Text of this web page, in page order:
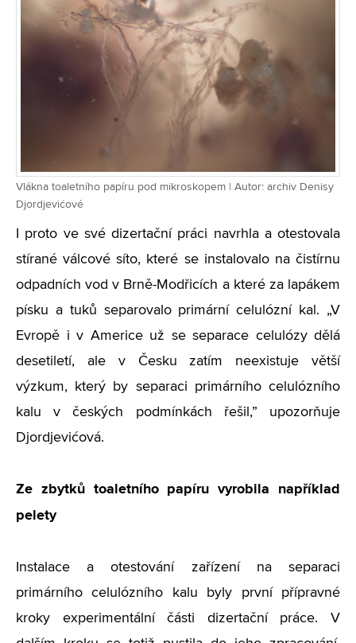
Vlákna toaletního papíru pod mikroskopem | Autor: archiv Denisy
Djordjevićové
I proto ve své dizertační práci navrhla a otestovala
stírané válcové síto, které se instalovalo na čistírnu
odpadních vod v Brně-Modřicích a které za lapákem
písku a tuků separovalo primární celulózní kal. „V
Evropě i v Americe už se separace celulózy dělá
desetiletí, ale v Česku zatím neexistuje větší
výzkum, který by separaci primárního celulózního
kalu v českých podmínkách řešil,” upozorňuje
Djordjevićová.
Ze zbytků toaletního papíru vyrobila například
pelety
Instalace a otestování zařízení na separaci
primárního celulózního kalu byly první přípravné
kroky experimentální části dizertační práce. V